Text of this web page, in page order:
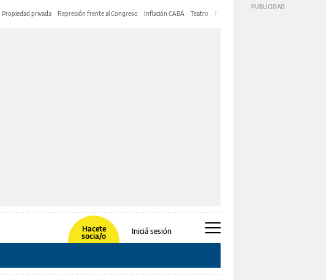
Propiedad privada Represión frente al Congreso Inflación CABA Teatro Feria de Editores
Hacete
socia/o
Iniciá sesión